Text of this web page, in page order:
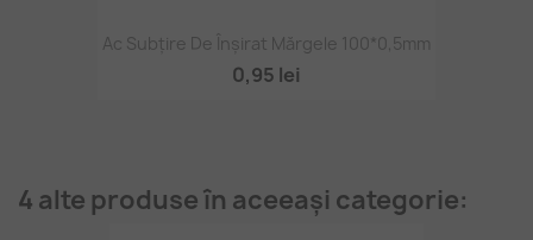
Ac Subțire De Înșirat Mărgele 100*0,5mm
0,95 lei
4 alte produse în aceeași categorie: